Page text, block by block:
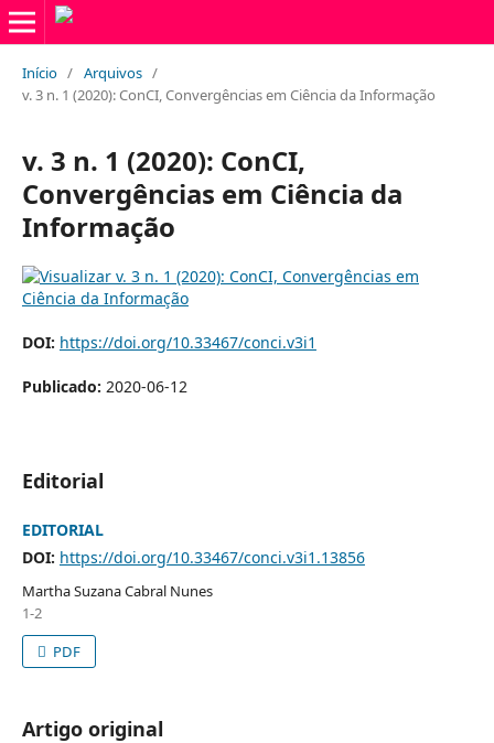
Início / Arquivos /
v. 3 n. 1 (2020): ConCI, Convergências em Ciência da Informação
v. 3 n. 1 (2020): ConCI,
Convergências em Ciência da
Informação
DOI: https://doi.org/10.33467/conci.v3i1
Publicado: 2020-06-12
Editorial
EDITORIAL
DOI: https://doi.org/10.33467/conci.v3i1.13856
Martha Suzana Cabral Nunes
1-2
PDF
Artigo original